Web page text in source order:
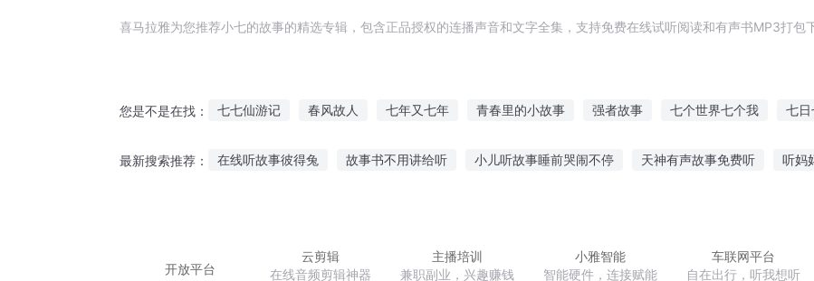
喜马拉雅为您推荐小七的故事的精选专辑，包含正品授权的连播声音和文字全集，支持免费在线试听阅读和有声书MP3打包下
您是不是在找： 七七仙游记 春风故人 七年又七年 青春里的小故事 强者故事 七个世界七个我 七
最新搜索推荐： 在线听故事彼得兔 故事书不用讲给听 小儿听故事睡前哭闹不停 天神有声故事免费听 听妈
开放平台
云剪辑
在线音频剪辑神器
主播培训
兼职副业，兴趣赚钱
小雅智能
智能硬件，连接赋能
车联网平台
自在出行，听我想听